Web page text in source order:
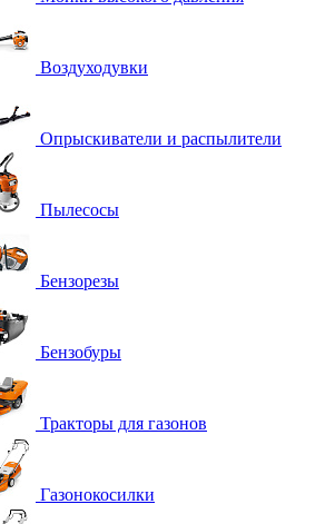
Воздуходувки
Опрыскиватели и распылители
Пылесосы
Бензорезы
Бензобуры
Тракторы для газонов
Газонокосилки